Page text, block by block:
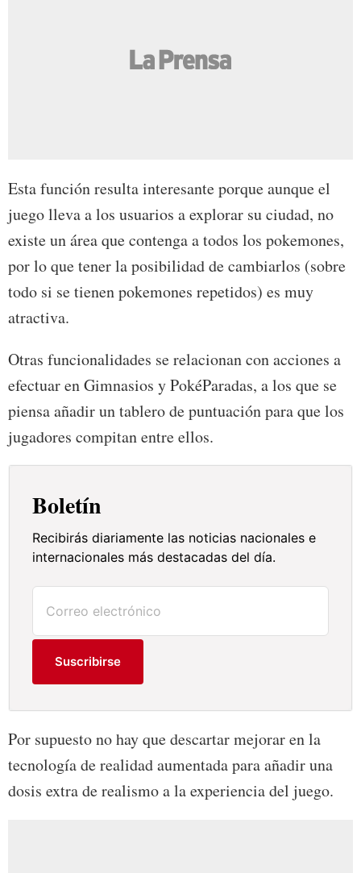
Esta función resulta interesante porque aunque el
juego lleva a los usuarios a explorar su ciudad, no
existe un área que contenga a todos los pokemones,
por lo que tener la posibilidad de cambiarlos (sobre
todo si se tienen pokemones repetidos) es muy
atractiva.
Otras funcionalidades se relacionan con acciones a
efectuar en Gimnasios y PokéParadas, a los que se
piensa añadir un tablero de puntuación para que los
jugadores compitan entre ellos.
Boletín
Recibirás diariamente las noticias nacionales e
internacionales más destacadas del día.
Suscribirse
Por supuesto no hay que descartar mejorar en la
tecnología de realidad aumentada para añadir una
dosis extra de realismo a la experiencia del juego.